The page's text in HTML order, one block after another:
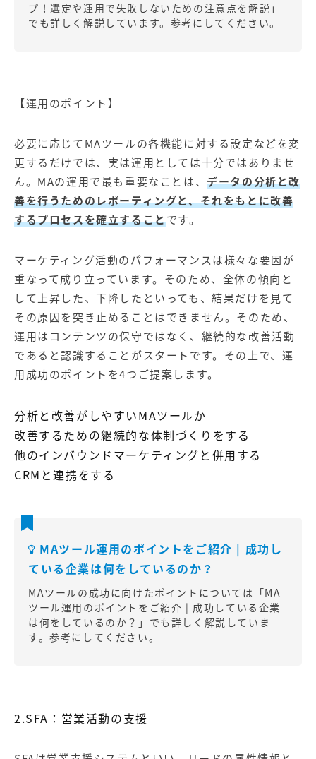
プ！選定や運用で失敗しないための注意点を解説 」
でも詳しく解説しています。参考にしてください。
【運用のポイント】
必要に応じてMAツールの各機能に対する設定などを変
更するだけでは、実は運用としては十分ではありませ
ん。MAの運用で最も重要なことは、データの分析と改
善を行うためのレポーティングと、それをもとに改善
するプロセスを確立することです。
マーケティング活動のパフォーマンスは様々な要因が
重なって成り立っています。そのため、全体の傾向と
して上昇した、下降したといっても、結果だけを見て
その原因を突き止めることはできません。そのため、
運用はコンテンツの保守ではなく、継続的な改善活動
であると認識することがスタートです。その上で、運
用成功のポイントを4つご提案します。
分析と改善がしやすいMAツールか
改善するための継続的な体制づくりをする
他のインバウンドマーケティングと併用する
CRMと連携をする
MAツール運用のポイントをご紹介 | 成功し
ている企業は何をしているのか？
MAツールの成功に向けたポイントについては「MA
ツール運用のポイントをご紹介 | 成功している企業
は何をしているのか？ 」でも詳しく解説していま
す。参考にしてください。
2.SFA：営業活動の支援